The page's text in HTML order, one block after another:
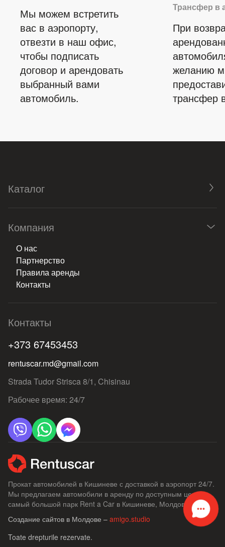
Мы можем встретить
вас в аэропорту,
отвезти в наш офис,
чтобы подписать
договор и арендовать
выбранный вами
автомобиль.
Трансфер в
При
желанию
трансфер
Прокат автомобилей в Кишиневе с доставкой в ​​аэропорт 24/7.
Мы предлагаем автомобили в аренду по доступным ценам,
самый большой парк Rent a Car в Кишиневе, Молдове.
Создание сайтов в Молдове – amigo.studio
Toate drepturile rezervate.
Каталог
Компания
О нас
Партнерство
Правила аренды
Контакты
Контакты
+373 67453453
rentuscar.md@gmail.com
Strada Tudor Strisca 8/1, Chisinau
Рабочее время: 24/7